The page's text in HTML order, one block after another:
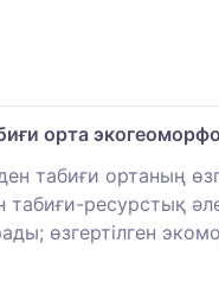
орта
табиғи ортаның
ресурстық
өзгертілген